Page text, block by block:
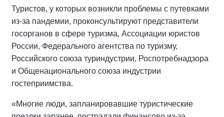
Туристов, у которых возникли проблемы с путевками
из-за пандемии, проконсультируют представители
госорганов в сфере туризма, Ассоциации юристов
России, Федерального агентства по туризму,
Российского союза туриндустрии, Роспотребнадзора
и Общенационального союза индустрии
гостеприимства.
«Многие люди, запланировавшие туристические